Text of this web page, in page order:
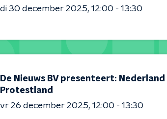
di 30 december 2025 12:00 - 13:30
De Nieuws BV presenteert: Nederland
Protestland
vr 26 december 2025 12:00 - 13:30